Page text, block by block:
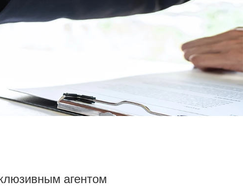
агентом